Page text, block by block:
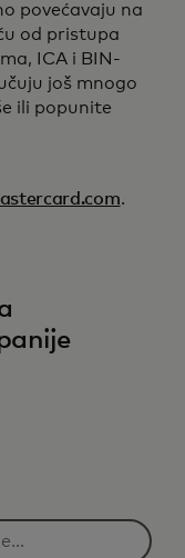
povećavaju na
od pristupa
ICA i BIN-
još mnogo
ili popunite
.